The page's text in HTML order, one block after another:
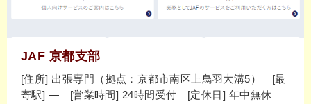
JAF 京都支部
[住所] 出張専門（拠点：京都市南区上鳥羽大溝5） [最
寄駅] ― [営業時間] 24時間受付 [定休日] 年中無休